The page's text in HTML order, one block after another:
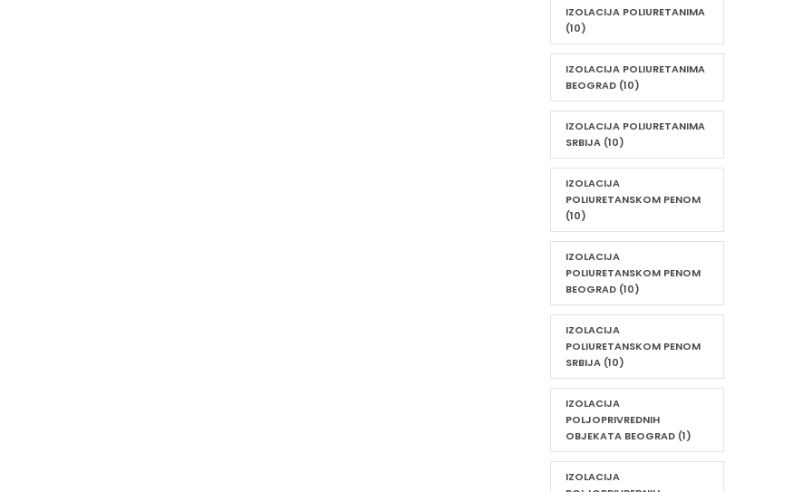
IZOLACIJA POLIURETANIMA
(10)
IZOLACIJA POLIURETANIMA
BEOGRAD (10)
IZOLACIJA POLIURETANIMA
SRBIJA (10)
IZOLACIJA
POLIURETANSKOM PENOM
(10)
IZOLACIJA
POLIURETANSKOM PENOM
BEOGRAD (10)
IZOLACIJA
POLIURETANSKOM PENOM
SRBIJA (10)
IZOLACIJA
POLJOPRIVREDNIH
OBJEKATA BEOGRAD (1)
IZOLACIJA